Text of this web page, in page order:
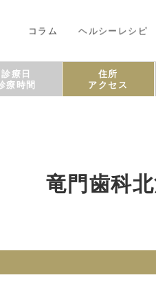
コラム ヘルシーレシピ
診療日
療時間
住所
アクセス
竜門歯科